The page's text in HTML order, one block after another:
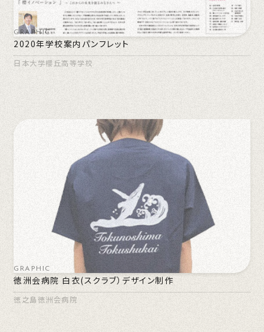
GRAPHIC
2020年学校案内パンフレット
日本大学櫻丘高等学校
GRAPHIC
徳洲会病院 白衣(スクラブ）デザイン制作
徳之島徳洲会病院